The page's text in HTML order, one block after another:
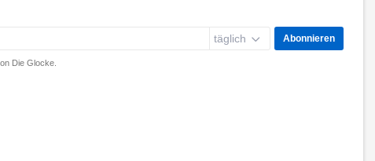
täglich Abonnieren
Die Glocke.